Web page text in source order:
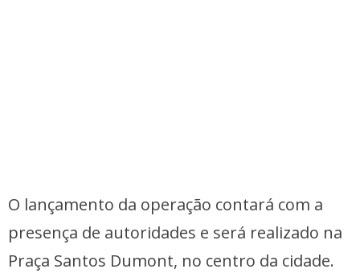
O lançamento da operação contará com a
presença de autoridades e será realizado na
Praça Santos Dumont, no centro da cidade.